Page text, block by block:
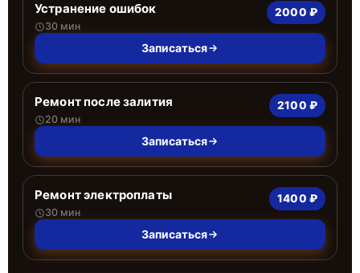
Устранение ошибок
30 мин
2000 ₽
Записаться
Ремонт после залития
20 мин
2100 ₽
Записаться
Ремонт электроплаты
30 мин
1400 ₽
Записаться